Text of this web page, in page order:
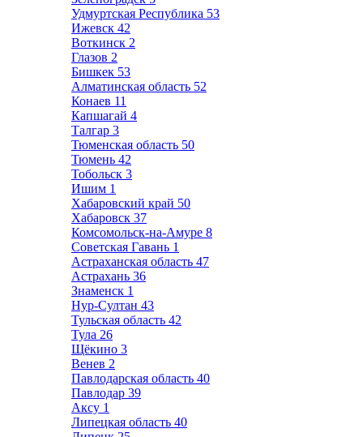
Удмуртская Республика 53
Ижевск 42
Воткинск 2
Глазов 2
Бишкек 53
Алматинская область 52
Конаев 11
Капшагай 4
Талгар 3
Тюменская область 50
Тюмень 42
Тобольск 3
Ишим 1
Хабаровский край 50
Хабаровск 37
Комсомольск-на-Амуре 8
Советская Гавань 1
Астраханская область 47
Астрахань 36
Знаменск 1
Нур-Султан 43
Тульская область 42
Тула 26
Щёкино 3
Венев 2
Павлодарская область 40
Павлодар 39
Аксу 1
Липецкая область 40